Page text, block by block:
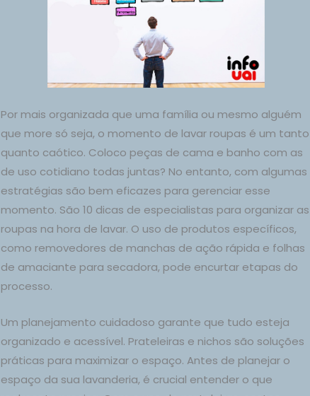
Por mais organizada que uma família ou mesmo alguém
que more só seja, o momento de lavar roupas é um tanto
quanto caótico. Coloco peças de cama e banho com as
de uso cotidiano todas juntas? No entanto, com algumas
estratégias são bem eficazes para gerenciar esse
momento. São 10 dicas de especialistas para organizar as
roupas na hora de lavar. O uso de produtos específicos,
como removedores de manchas de ação rápida e folhas
de amaciante para secadora, pode encurtar etapas do
processo.
Um planejamento cuidadoso garante que tudo esteja
organizado e acessível. Prateleiras e nichos são soluções
práticas para maximizar o espaço. Antes de planejar o
espaço da sua lavanderia, é crucial entender o que